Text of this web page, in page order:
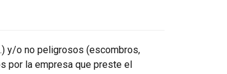
y/o no peligrosos (escombros,
por la empresa que preste el